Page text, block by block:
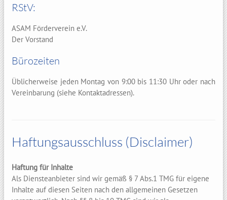
RStV:
ASAM Förderverein e.V.
Der Vorstand
Bürozeiten
Üblicherweise jeden Montag von 9:00 bis 11:30 Uhr oder nach
Vereinbarung (siehe Kontaktadressen).
Haftungsausschluss (Disclaimer)
Haftung für Inhalte
Als Diensteanbieter sind wir gemäß § 7 Abs.1 TMG für eigene
Inhalte auf diesen Seiten nach den allgemeinen Gesetzen